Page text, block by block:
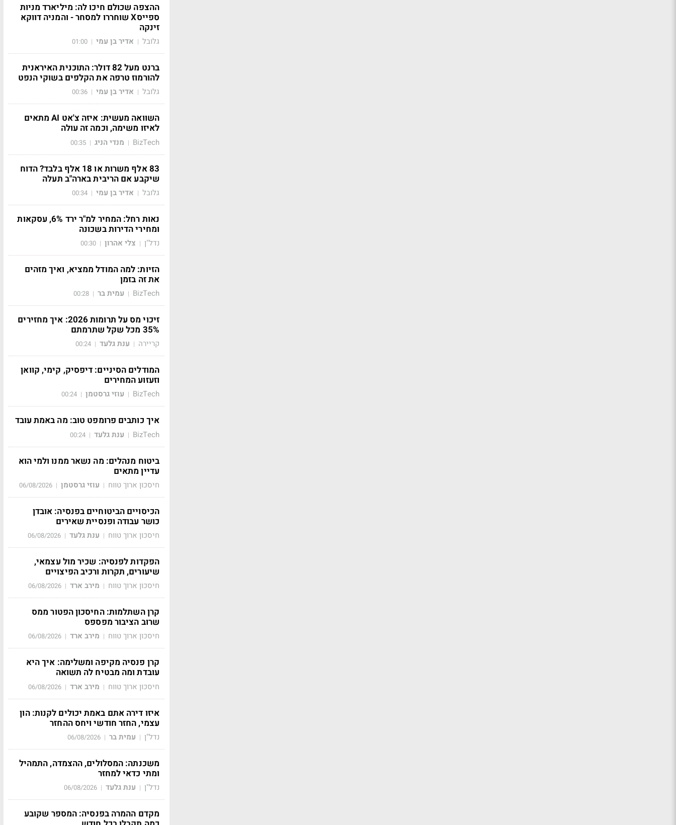
ההצפה שכולם חיכו לה: מיליארד מניות
ספייסX שוחררו למסחר - והמניה דווקא
זינקה
גלובל | אדיר בן עמי |
01:00
ברנט מעל 82 דולר: התוכנית האיראנית
להורמוז טרפה את הקלפים בשוקי הנפט
גלובל | אדיר בן עמי |
00:36
השוואה מעשית: איזה צ'אט AI מתאים
לאיזו משימה, וכמה זה עולה
BizTech
| מנדי הניג |
00:35
83 אלף משרות או 18 אלף בלבד? הדוח
שיקבע אם הריבית בארה"ב תעלה
גלובל | אדיר בן עמי |
00:34
נאות רחל: המחיר למ"ר ירד 6%, עסקאות
ומחירי הדירות בשכונה
נדל"ן | צלי אהרון |
00:30
הזיות: למה המודל ממציא, ואיך מזהים
את זה בזמן
BizTech
| עמית בר |
00:28
זיכוי מס על תרומות 2026: איך מחזירים
35% מכל שקל שתרמתם
קריירה | ענת גלעד |
00:24
המודלים הסיניים: דיפסיק, קימי, קוואן
וזעזוע המחירים
BizTech
| עוזי גרסטמן |
00:24
איך כותבים פרומפט טוב: מה באמת עובד
BizTech
| ענת גלעד |
00:24
ביטוח מנהלים: מה נשאר ממנו ולמי הוא
עדיין מתאים
חיסכון ארוך טווח | עוזי גרסטמן |
06/08/2026
הכיסויים הביטוחיים בפנסיה: אובדן
כושר עבודה ופנסיית שאירים
חיסכון ארוך טווח | ענת גלעד |
06/08/2026
הפקדות לפנסיה: שכיר מול עצמאי,
שיעורים, תקרות ורכיב הפיצויים
חיסכון ארוך טווח | מירב ארד |
06/08/2026
קרן השתלמות: החיסכון הפטור ממס
שרוב הציבור מפספס
חיסכון ארוך טווח | מירב ארד |
06/08/2026
קרן פנסיה מקיפה ומשלימה: איך היא
עובדת ומה מבטיח לה תשואה
חיסכון ארוך טווח | מירב ארד |
06/08/2026
איזו דירה אתם באמת יכולים לקנות: הון
עצמי, החזר חודשי ויחס ההחזר
נדל"ן | עמית בר |
06/08/2026
משכנתה: המסלולים, ההצמדה, התמהיל
ומתי כדאי למחזר
נדל"ן | ענת גלעד |
06/08/2026
מקדם ההמרה בפנסיה: המספר שקובע